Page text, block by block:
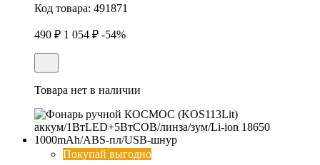
Код товара: 491871
490 ₽ 1 054 ₽ -54%
Товара нет в наличии
Покупай выгодно